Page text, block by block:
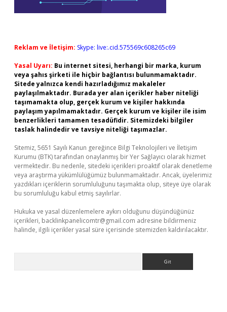
Reklam ve İletişim: Skype: live:.cid.575569c608265c69
Yasal Uyarı: Bu internet sitesi, herhangi bir marka, kurum
veya şahıs şirketi ile hiçbir bağlantısı bulunmamaktadır.
Sitede yalnızca kendi hazırladığımız makaleler
paylaşılmaktadır. Burada yer alan içerikler haber niteliği
taşımamakta olup, gerçek kurum ve kişiler hakkında
paylaşım yapılmamaktadır. Gerçek kurum ve kişiler ile isim
benzerlikleri tamamen tesadüfidir. Sitemizdeki bilgiler
taslak halindedir ve tavsiye niteliği taşımazlar.
Sitemiz, 5651 Sayılı Kanun gereğince Bilgi Teknolojileri ve İletişim
Kurumu (BTK) tarafından onaylanmış bir Yer Sağlayıcı olarak hizmet
vermektedir. Bu nedenle, sitedeki içerikleri proaktif olarak denetleme
veya araştırma yükümlülüğümüz bulunmamaktadır. Ancak, üyelerimiz
yazdıkları içeriklerin sorumluluğunu taşımakta olup, siteye üye olarak
bu sorumluluğu kabul etmiş sayılırlar.
Hukuka ve yasal düzenlemelere aykırı olduğunu düşündüğünüz
içerikleri, backlinkpanelicomtr@gmail.com adresine bildirmeniz
halinde, ilgili içerikler yasal süre içerisinde sitemizden kaldırılacaktır.